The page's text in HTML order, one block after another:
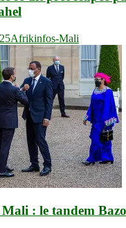
Afrikinfos-Mali
Mali : le tandem